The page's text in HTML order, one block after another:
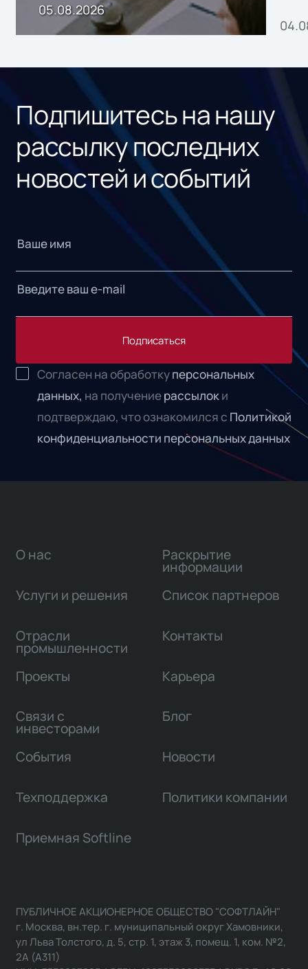
05.08.2026
Подпишитесь на нашу
рассылку последних
новостей и событий
Подписаться
Согласен на обработкуперсональных
данных, на получениерассылоки
подтверждаю, что ознакомился с Политикой
конфиденциальности персональных данных
О нас
Услуги и решения
Отрасли
промышленности
Проекты
Связи с
инвесторами
Раскрытие
информации
Список партнеров
Контакты
Карьера
Блог
События Новости
Техподдержка Политики компании
Приемная Softline
ПУБЛИЧНОЕ АКЦИОНЕРНОЕ ОБЩЕСТВО "СОФТЛАЙН"
г. Москва, вн.тер. г. муниципальный округ Хамовники,
ул Льва Толстого, д. 5, стр. 1, этаж 3, помещ. 1, ком. №2,
2А (А311)